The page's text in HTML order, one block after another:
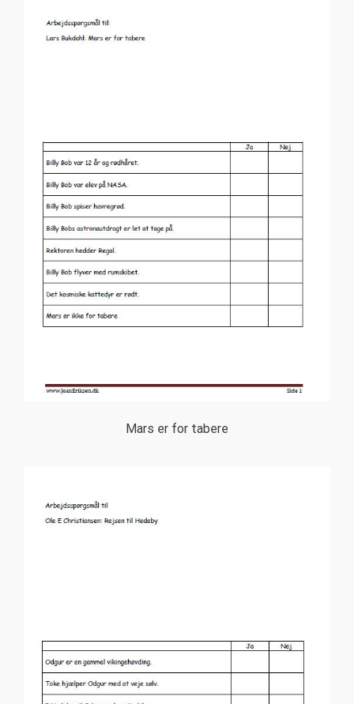
Mars er for tabere